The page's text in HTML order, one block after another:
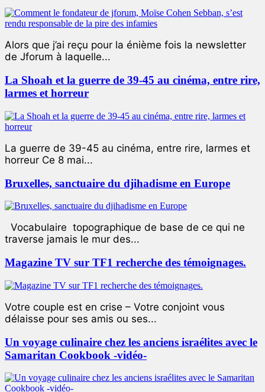
Alors que j’ai reçu pour la énième fois la newsletter
de Jforum à laquelle...
La Shoah et la guerre de 39-45 au cinéma, entre rire,
larmes et horreur
La guerre de 39-45 au cinéma, entre rire, larmes et
horreur Ce 8 mai...
Bruxelles, sanctuaire du djihadisme en Europe
Vocabulaire topographique de base de ce qui ne
traverse jamais le mur des...
Magazine TV sur TF1 recherche des témoignages.
Votre couple est en crise – Votre conjoint vous
délaisse pour ses amis ou ses...
Un voyage culinaire chez les anciens israélites avec le
Samaritan Cookbook -vidéo-